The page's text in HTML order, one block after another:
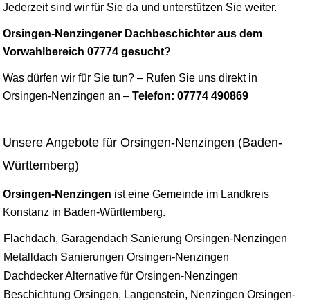
Jederzeit sind wir für Sie da und unterstützen Sie weiter.
Orsingen-Nenzingener Dachbeschichter aus dem
Vorwahlbereich 07774 gesucht?
Was dürfen wir für Sie tun? – Rufen Sie uns direkt in
Orsingen-Nenzingen an – Telefon: 07774 490869
Unsere Angebote für Orsingen-Nenzingen (Baden-
Württemberg)
Orsingen-Nenzingen ist eine Gemeinde im Landkreis
Konstanz in Baden-Württemberg.
Flachdach, Garagendach Sanierung Orsingen-Nenzingen
Metalldach Sanierungen Orsingen-Nenzingen
Dachdecker Alternative für Orsingen-Nenzingen
Beschichtung Orsingen, Langenstein, Nenzingen Orsingen-